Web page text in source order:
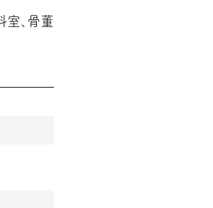
、骨董